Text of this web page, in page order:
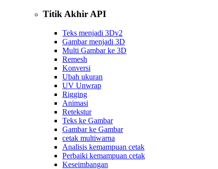
Titik Akhir API
Teks menjadi 3Dv2
Gambar menjadi 3D
Multi Gambar ke 3D
Remesh
Konversi
Ubah ukuran
UV Unwrap
Rigging
Animasi
Retekstur
Teks ke Gambar
Gambar ke Gambar
cetak multiwarna
Analisis kemampuan cetak
Perbaiki kemampuan cetak
Keseimbangan